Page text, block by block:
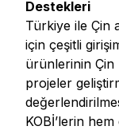
Destekleri
Türkiye ile Çin
için çeşitli
ürünlerinin Çin
projeler
KOBİ’lerin